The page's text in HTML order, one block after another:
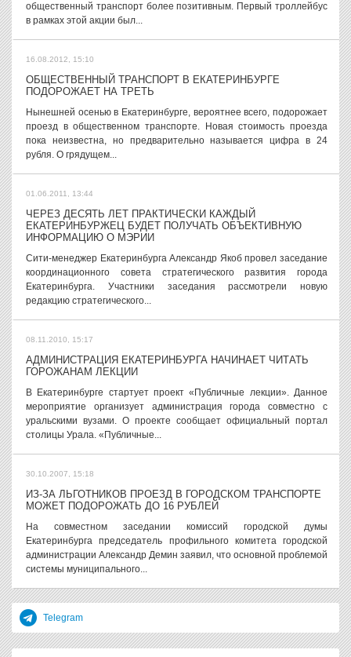
общественный транспорт более позитивным. Первый троллейбус
в рамках этой акции был...
16.08.2012, 15:10
ОБЩЕСТВЕННЫЙ ТРАНСПОРТ В ЕКАТЕРИНБУРГЕ
ПОДОРОЖАЕТ НА ТРЕТЬ
Нынешней осенью в Екатеринбурге, вероятнее всего, подорожает
проезд в общественном транспорте. Новая стоимость проезда
пока неизвестна, но предварительно называется цифра в 24
рубля. О грядущем...
01.06.2011, 13:44
ЧЕРЕЗ ДЕСЯТЬ ЛЕТ ПРАКТИЧЕСКИ КАЖДЫЙ
ЕКАТЕРИНБУРЖЕЦ БУДЕТ ПОЛУЧАТЬ ОБЪЕКТИВНУЮ
ИНФОРМАЦИЮ О МЭРИИ
Сити-менеджер Екатеринбурга Александр Якоб провел заседание
координационного совета стратегического развития города
Екатеринбурга. Участники заседания рассмотрели новую
редакцию стратегического...
08.11.2010, 15:17
АДМИНИСТРАЦИЯ ЕКАТЕРИНБУРГА НАЧИНАЕТ ЧИТАТЬ
ГОРОЖАНАМ ЛЕКЦИИ
В Екатеринбурге стартует проект «Публичные лекции». Данное
мероприятие организует администрация города совместно с
уральскими вузами. О проекте сообщает официальный портал
столицы Урала. «Публичные...
30.10.2007, 15:18
ИЗ-ЗА ЛЬГОТНИКОВ ПРОЕЗД В ГОРОДСКОМ ТРАНСПОРТЕ
МОЖЕТ ПОДОРОЖАТЬ ДО 16 РУБЛЕЙ
На совместном заседании комиссий городской думы
Екатеринбурга председатель профильного комитета городской
администрации Александр Демин заявил, что основной проблемой
системы муниципального...
Telegram